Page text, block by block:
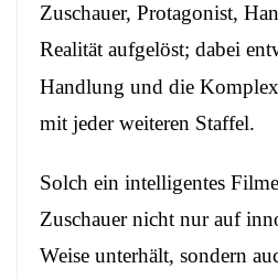
Zuschauer, Protagonist,
Realität aufgelöst; dabei
Handlung und die
mit jeder weiteren Staffel.
Solch ein intelligentes
Zuschauer nicht nur auf
Weise unterhält, sondern